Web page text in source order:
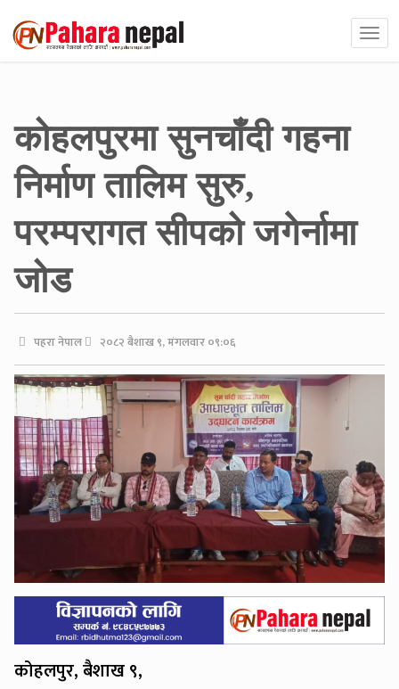
कोहलपुरमा सुनचाँदी गहना
निर्माण तालिम सुरु,
परम्परागत सीपको जगेर्नामा
जोड
पहरा नेपाल २०८२ बैशाख ९, मंगलवार ०९:०६
कोहलपुर, बैशाख ९,